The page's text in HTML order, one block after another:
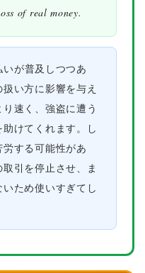
of real money.
が普及しつつあ
い方に影響を与え
速く、強盗に遭う
けてくれます。し
する可能性があ
引を停止させ、ま
ため使いすぎてし